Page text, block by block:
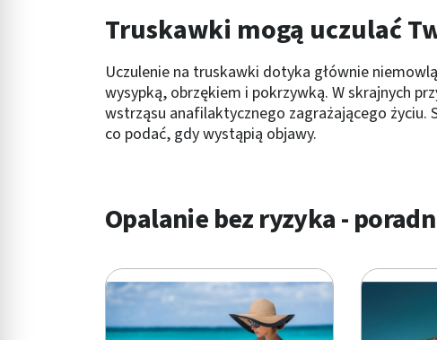
Uczulenie na truskawki dotyka głównie
wysypką, obrzękiem i pokrzywką. W skrajnych
wstrząsu anafilaktycznego zagrażającego życiu.
co podać, gdy wystąpią objawy.
Truskawki mogą uczulać
Opalanie bez ryzyka -